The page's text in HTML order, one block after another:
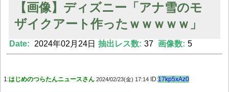
【モー娘。石田亜佑美】ファーストテイク出演も新規獲得ならず？北川莉央が1
【画像あり】FacebookとかTwitterで拾ったエロ画像貼ってくよ
Powered by livedoor 相互RSS
【画像】ディズニー「アナ雪のモ
ザイクアート作ったｗｗｗｗｗ」
Date: 2024年02月24日 抽出レス数: 37 画像数: 5
1:はじめのつらたんニュースさん 2024/02/23(金) 17:14 ID:17kp5xAz0